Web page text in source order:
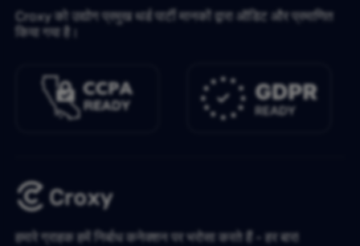
Croxy को उद्योग प्रमुख थर्ड पार्टी मानकों द्वारा ऑडिट और प्रमाणित
किया गया है।
हमारे ग्राहक हमें निर्बाध कनेक्शन पर भरोसा करते हैं - हर बार!